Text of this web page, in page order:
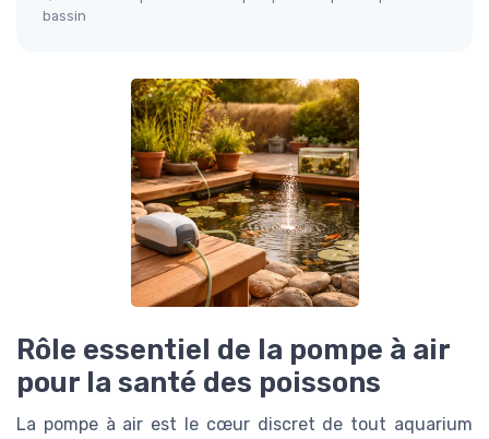
bassin
Rôle essentiel de la pompe à air
pour la santé des poissons
La pompe à air est le cœur discret de tout aquarium